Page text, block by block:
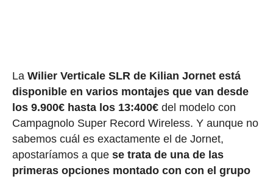
La Wilier Verticale SLR de Kilian Jornet está
disponible en varios montajes que van desde
los 9.900€ hasta los 13:400€del modelo con
Campagnolo Super Record Wireless. Y aunque no
sabemos cuál es exactamente el de Jornet,
apostaríamos a que se trata de una de las
primeras opciones montado con con el grupo